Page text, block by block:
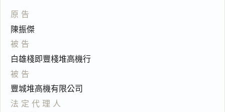
原告
陳振傑
被告
白雄棧即豐棧堆高機行
被告
豐城堆高機有限公司
法定代理人